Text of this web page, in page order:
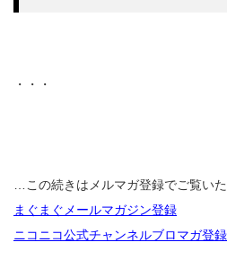
・・・
…この続きはメルマガ登録でご覧いた
まぐまぐメールマガジン登録
ニコニコ公式チャンネルブロマガ登録